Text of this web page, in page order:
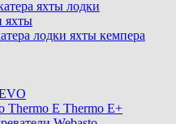
яхты лодки
яхты
лодки яхты кемпера
Thermo E Thermo E+